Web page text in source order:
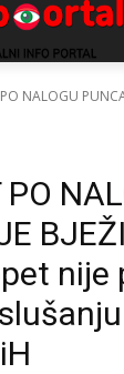
NALOGU
nije